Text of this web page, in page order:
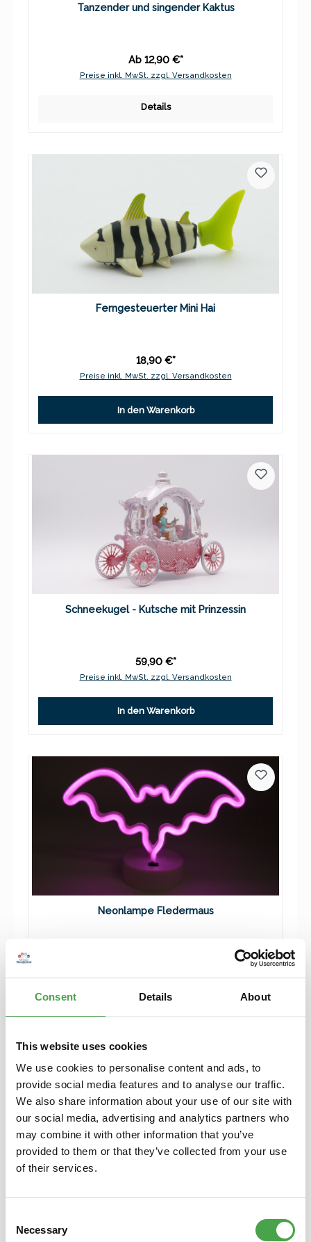
Consent Details About
This website uses cookies
We use cookies to personalise content and ads, to
provide social media features and to analyse our traffic.
We also share information about your use of our site with
our social media, advertising and analytics partners who
may combine it with other information that you’ve
provided to them or that they’ve collected from your use
of their services.
Selection
Necessary
Tanzender und singender Kaktus
Ab 12,90 €*
Preise inkl. MwSt. zzgl. Versandkosten
Details
Ferngesteuerter Mini Hai
18,90 €*
Preise inkl. MwSt. zzgl. Versandkosten
In den Warenkorb
Schneekugel - Kutsche mit Prinzessin
59,90 €*
Preise inkl. MwSt. zzgl. Versandkosten
In den Warenkorb
Neonlampe Fledermaus
Preise inkl. MwSt. zzgl. Versandkosten